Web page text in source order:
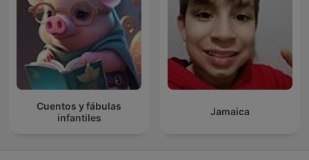
Cuentos y fábulas
infantiles
Jamaica